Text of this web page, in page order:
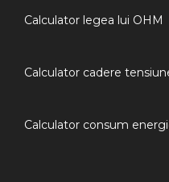
Calculator legea lui OHM
Calculator cadere
Calculator consum